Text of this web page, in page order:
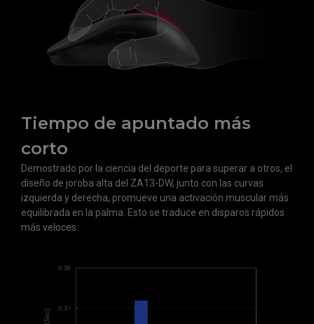
Tiempo de apuntado más
corto
Demostrado por la ciencia del deporte para superar a otros, el
diseño de joroba alta del ZA13-DW, junto con las curvas
izquierda y derecha, promueve una activación muscular más
equilibrada en la palma. Esto se traduce en disparos rápidos
más veloces.